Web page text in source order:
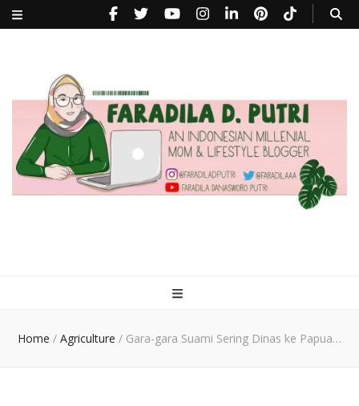
Home / Agriculture / Gara-gara Suami Sering Dinas ke Papua…